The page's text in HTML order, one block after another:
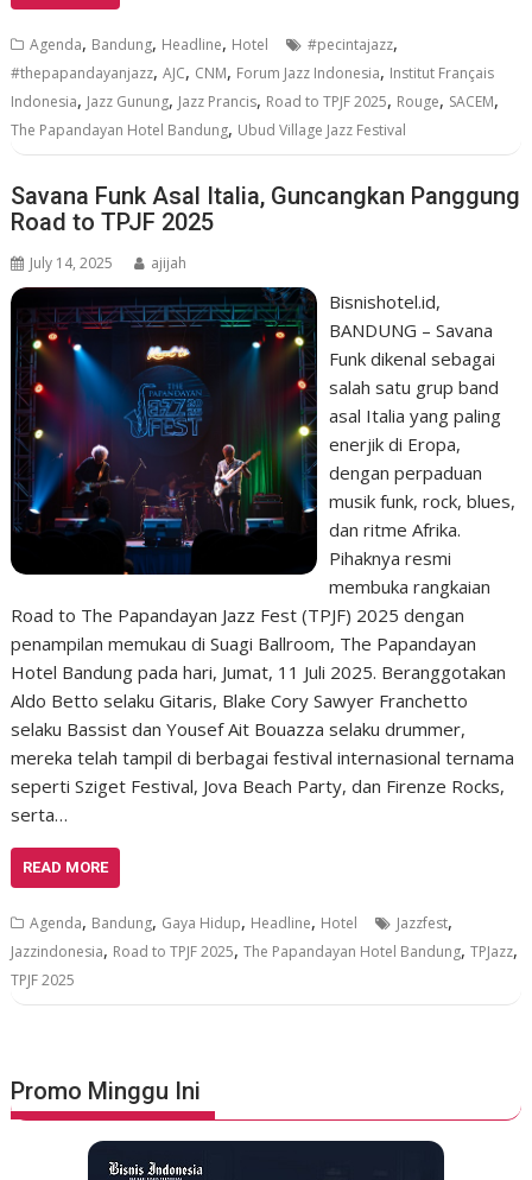
Agenda, Bandung, Headline, Hotel #pecintajazz,
#thepapandayanjazz,AJC, CNM, Forum Jazz Indonesia, Institut Français
Indonesia, Jazz Gunung, Jazz Prancis, Road to TPJF 2025, Rouge, SACEM,
The Papandayan Hotel Bandung, Ubud Village Jazz Festival
Savana Funk Asal Italia, Guncangkan Panggung
Road to TPJF 2025
July 14, 2025 ajijah
Bisnishotel.id,
BANDUNG – Savana
Funk dikenal sebagai
salah satu grup band
asal Italia yang paling
enerjik di Eropa,
dengan perpaduan
musik funk, rock, blues,
dan ritme Afrika.
Pihaknya resmi
membuka rangkaian
Road to The Papandayan Jazz Fest (TPJF) 2025 dengan
penampilan memukau di Suagi Ballroom, The Papandayan
Hotel Bandung pada hari, Jumat, 11 Juli 2025. Beranggotakan
Aldo Betto selaku Gitaris, ⁠Blake Cory Sawyer Franchetto
selaku Bassist dan Yousef Ait Bouazza selaku drummer,
mereka telah tampil di berbagai festival internasional ternama
seperti Sziget Festival, Jova Beach Party, dan Firenze Rocks,
serta…
READ MORE
Agenda, Bandung, Gaya Hidup, Headline, Hotel Jazzfest,
Jazzindonesia, Road to TPJF 2025,The Papandayan Hotel Bandung,TPJazz,
TPJF 2025
Promo Minggu Ini